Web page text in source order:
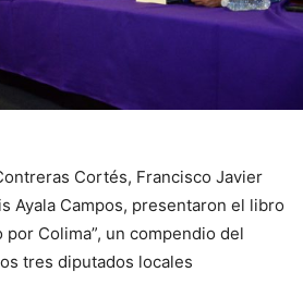
Cortés, Francisco Javier
Ayala Campos, presentaron el libro
Colima”, un compendio del
tres diputados locales